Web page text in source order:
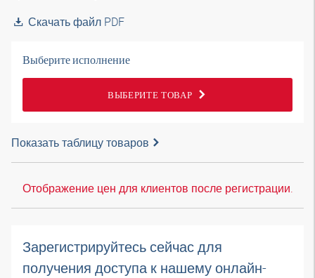
Скачать файл PDF
Выберите исполнение
ВЫБЕРИТЕ ТОВАР
Показать таблицу товаров
Отображение цен для клиентов после регистрации.
Зарегистрируйтесь сейчас для
получения доступа к нашему онлайн-